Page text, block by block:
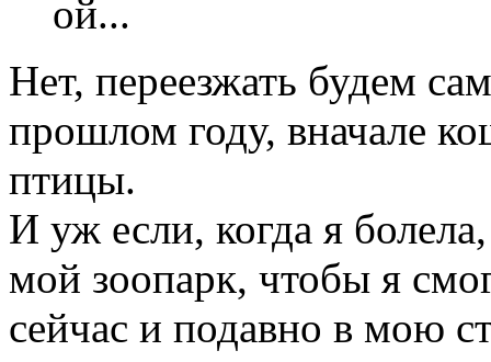
ой...
Нет, переезжать будем
прошлом году, вначале
птицы.
И уж если, когда я
мой зоопарк, чтобы я
сейчас и подавно в мою